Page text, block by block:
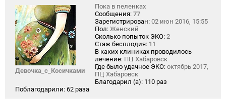
Девочка_с_Косичками
Пока в пеленках
Сообщения: 77
Зарегистрирован: 02 июн 2016, 15:55
Пол: Женский
Сколько попыток ЭКО: 2
Стаж бесплодия: 11
В каких клиниках проводилось
лечение: ПЦ Хабаровск
Где было удачное ЭКО: октябрь 2017,
ПЦ Хабаровск
Благодарил (а): 110 раз
Поблагодарили: 62 раза